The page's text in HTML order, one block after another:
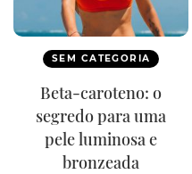
SEM CATEGORIA
Beta-caroteno: o
segredo para uma
pele luminosa e
bronzeada